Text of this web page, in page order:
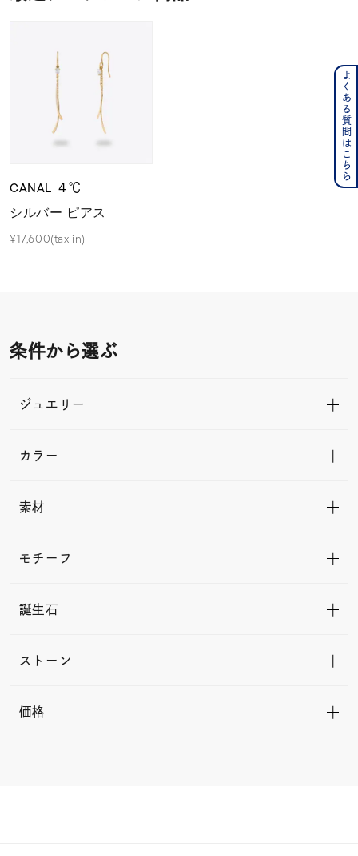
CANAL ４℃
シルバー ピアス
¥17,600(tax in)
条件から選ぶ
ジュエリー
カラー
素材
モチーフ
誕生石
ストーン
価格
よくある質問はこちら